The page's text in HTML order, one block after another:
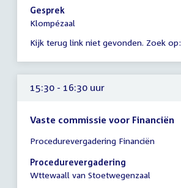
15:30
-
uur
Gesprek
Klompézaal
Kijk terug link niet gevonden. Zoek op:
15:30 - 16:30 uur
Vaste commissie voor Financiën
vergadering
15:30
-
Procedurevergadering Financiën
Procedurevergadering
Wttewaall van Stoetwegenzaal